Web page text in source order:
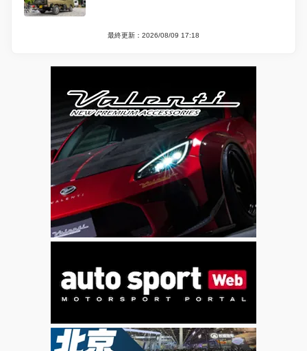
最終更新：2026/08/09 17:18